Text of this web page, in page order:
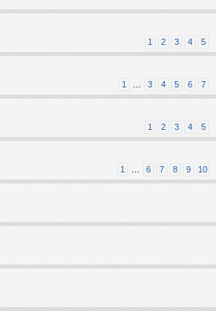
1 2 3 4 5
1 … 3 4 5 6 7
1 2 3 4 5
1 … 6 7 8 9 10